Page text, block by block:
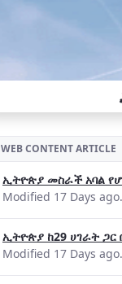
WEB CONTENT ARTICLE
ኢትዮጵያ መስራች አባል
Modified 17 Days ago.
ኢትዮጵያ ከ29 ሀገራት
Modified 17 Days ago.